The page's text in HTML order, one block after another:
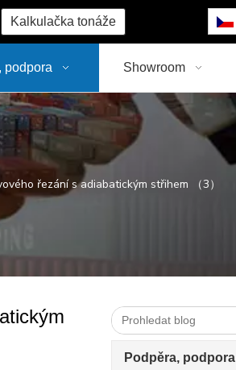
Kalkulačka tonáže
podpora Showroom
řezání s adiabatickým střihem （3）
Podpěra, podpora